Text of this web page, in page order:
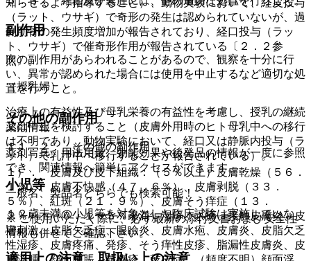
（ラット、ウサギ）で奇形の発生は認められていないが、過
剰肋骨の発生頻度増加が報告されており、経口投与（ラッ
ト、ウサギ）で催奇形作用が報告されている〔２．２参
照〕。
（授乳婦）
治療上の有益性及び母乳栄養の有益性を考慮し、授乳の継続
又は中止を検討すること（皮膚外用時のヒト母乳中への移行
は不明であり、動物実験において、経口又は静脈内投与（ラ
ット）で乳汁中へ移行することが報告されている）。
小児等
１２歳未満の小児等を対象とした臨床試験は実施していな
い。
適用上の注意、取扱い上の注意
副作用
次の副作用があらわれることがあるので、観察を十分に行
い、異常が認められた場合には使用を中止するなど適切な処
置を行うこと。
その他の副作用
１１．２． その他の副作用
１）． 皮膚及び皮下組織：（５％以上）皮膚乾燥（５６．
１％）、皮膚不快感（４７．６％）、皮膚剥脱（３３．
５％）、紅斑（２１．９％）、皮膚そう痒症（１３．
２％）、（０．１〜５％未満）湿疹、ざ瘡、接触皮膚炎、皮
膚刺激、皮脂欠乏症、眼瞼炎、皮膚水疱、皮膚炎、皮脂欠乏
性湿疹、皮膚疼痛、発疹、そう痒性皮疹、脂漏性皮膚炎、皮
薬剤情報
薬剤写真、用法用量、効能効果や後発品の情報が一度に参照
でき、関連情報へ簡単にアクセスができます。
一般名、製品名どちらでも検索可能！
※ ご使用いただく際に、必ず最新の添付文書および安全性
情報も併せてご確認下さい。